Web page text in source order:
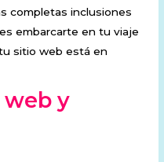
completas inclusiones
embarcarte en tu viaje
sitio web está en
y